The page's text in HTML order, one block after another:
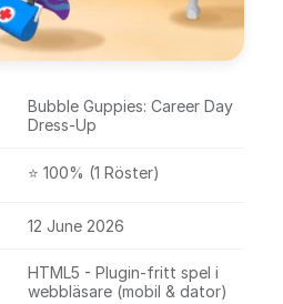
Bubble Guppies: Career Day
Dress-Up
⭐ 100% (1 Röster)
12 June 2026
HTML5 - Plugin-fritt spel i
webbläsare (mobil & dator)